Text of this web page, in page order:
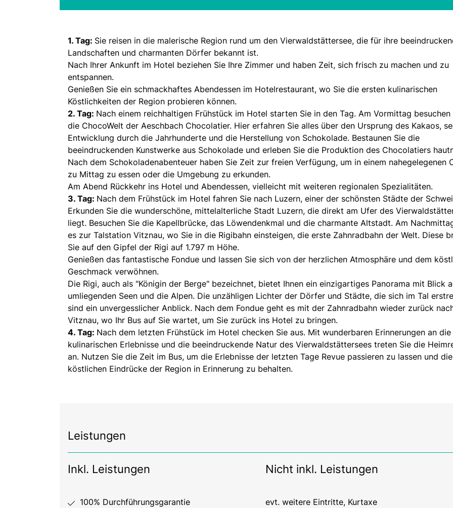
1. Tag: Sie reisen in die malerische Region rund um den Vierwaldstättersee, die für ihre
Landschaften und charmanten Dörfer bekannt ist.
Nach Ihrer Ankunft im Hotel beziehen Sie Ihre Zimmer und haben Zeit, sich frisch zu machen und zu
entspannen.
Genießen Sie ein schmackhaftes Abendessen im Hotelrestaurant, wo Sie die ersten kulinarischen
Köstlichkeiten der Region probieren können.
2. Tag: Nach einem reichhaltigen Frühstück im Hotel starten Sie in den Tag. Am Vormittag besuchen
die ChocoWelt der Aeschbach Chocolatier. Hier erfahren Sie alles über den Ursprung des Kakaos,
Entwicklung durch die Jahrhunderte und die Herstellung von Schokolade. Bestaunen Sie die
beeindruckenden Kunstwerke aus Schokolade und erleben Sie die Produktion des Chocolatiers
Nach dem Schokoladenabenteuer haben Sie Zeit zur freien Verfügung, um in einem nahegelegenen
zu Mittag zu essen oder die Umgebung zu erkunden.
Am Abend Rückkehr ins Hotel und Abendessen, vielleicht mit weiteren regionalen Spezialitäten.
3. Tag: Nach dem Frühstück im Hotel fahren Sie nach Luzern, einer der schönsten Städte der
Erkunden Sie die wunderschöne, mittelalterliche Stadt Luzern, die direkt am Ufer des
liegt. Besuchen Sie die Kapellbrücke, das Löwendenkmal und die charmante Altstadt. Am
es zur Talstation Vitznau, wo Sie in die Rigibahn einsteigen, die erste Zahnradbahn der Welt. Diese
Sie auf den Gipfel der Rigi auf 1.797 m Höhe.
Genießen das fantastische Fondue und lassen Sie sich von der herzlichen Atmosphäre und dem
Geschmack verwöhnen.
Die Rigi, auch als "Königin der Berge" bezeichnet, bietet Ihnen ein einzigartiges Panorama mit Blick
umliegenden Seen und die Alpen. Die unzähligen Lichter der Dörfer und Städte, die sich im Tal
sind ein unvergesslicher Anblick. Nach dem Fondue geht es mit der Zahnradbahn wieder zurück
Vitznau, wo Ihr Bus auf Sie wartet, um Sie zurück ins Hotel zu bringen.
4. Tag: Nach dem letzten Frühstück im Hotel checken Sie aus. Mit wunderbaren Erinnerungen an die
kulinarischen Erlebnisse und die beeindruckende Natur des Vierwaldstättersees treten Sie die
an. Nutzen Sie die Zeit im Bus, um die Erlebnisse der letzten Tage Revue passieren zu lassen und die
köstlichen Eindrücke der Region in Erinnerung zu behalten.
Leistungen
Inkl. Leistungen
100% Durchführungsgarantie
Nicht inkl. Leistungen
evt. weitere Eintritte, Kurtaxe